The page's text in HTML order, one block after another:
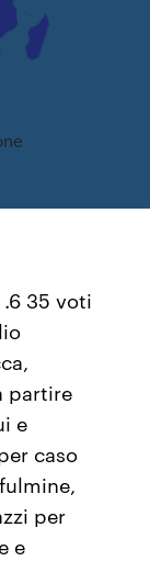
35 voti
partire
e
caso
per
e